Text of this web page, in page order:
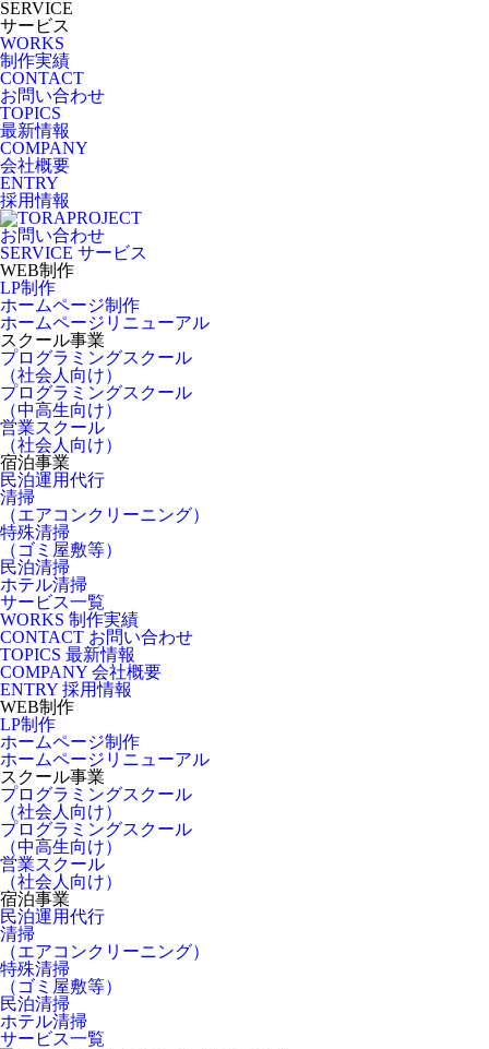
SERVICE
サービス
WORKS
制作実績
CONTACT
お問い合わせ
TOPICS
最新情報
COMPANY
会社概要
ENTRY
採用情報
お問い合わせ
SERVICE サービス
WEB制作
LP制作
ホームページ制作
ホームページリニューアル
スクール事業
プログラミングスクール
（社会人向け）
プログラミングスクール
（中高生向け）
営業スクール
（社会人向け）
宿泊事業
民泊運用代行
清掃
（エアコンクリーニング）
特殊清掃
（ゴミ屋敷等）
民泊清掃
ホテル清掃
サービス一覧
WORKS 制作実績
CONTACT お問い合わせ
TOPICS 最新情報
COMPANY 会社概要
ENTRY 採用情報
WEB制作
LP制作
ホームページ制作
ホームページリニューアル
スクール事業
プログラミングスクール
（社会人向け）
プログラミングスクール
（中高生向け）
営業スクール
（社会人向け）
宿泊事業
民泊運用代行
清掃
（エアコンクリーニング）
特殊清掃
（ゴミ屋敷等）
民泊清掃
ホテル清掃
サービス一覧